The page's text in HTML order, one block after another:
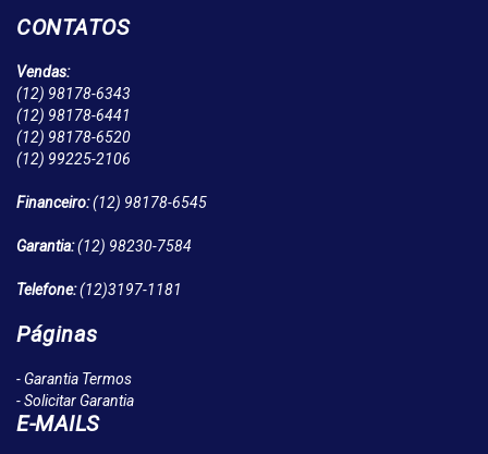
CONTATOS
Vendas:
(12) 98178-6343
(12) 98178-6441
(12) 98178-6520
(12) 99225-2106
Financeiro:(12) 98178-6545
Garantia:(12) 98230-7584
Telefone:(12)3197-1181
Páginas
- Garantia Termos
- Solicitar Garantia
E-MAILS